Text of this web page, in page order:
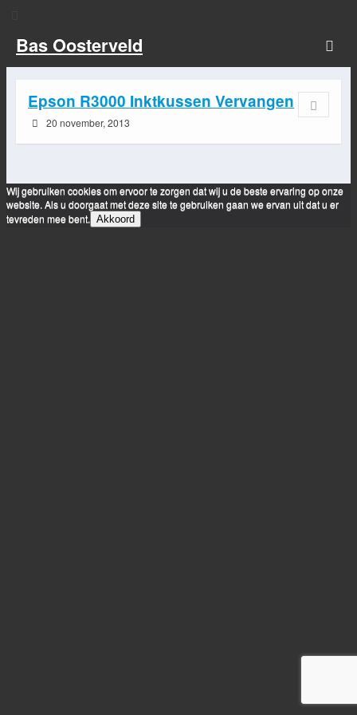
Bas Oosterveld
Epson R3000 Inktkussen Vervangen
20 november, 2013
Wij gebruiken cookies om ervoor te zorgen dat wij u de beste ervaring op onze
website. Als u doorgaat met deze site te gebruiken gaan we ervan uit dat u er
tevreden mee bent. Akkoord